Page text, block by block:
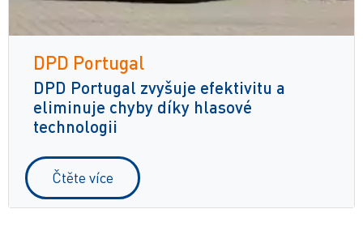
DPD Portugal
DPD Portugal zvyšuje efektivitu a
eliminuje chyby díky hlasové
technologii
Čtěte více